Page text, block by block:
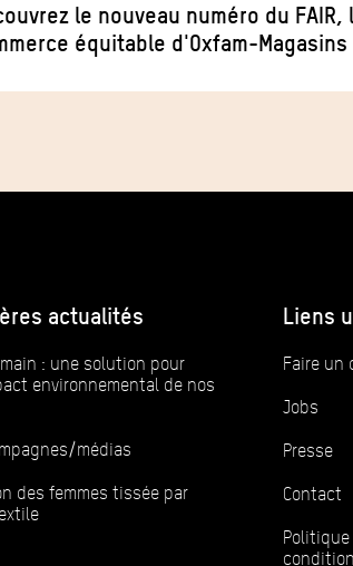
le nouveau numéro du FAIR,
équitable d'Oxfam-
actualités
: une solution pour
environnemental de nos
médias
des femmes tissée par
Liens
Faire un
Jobs
Presse
Contact